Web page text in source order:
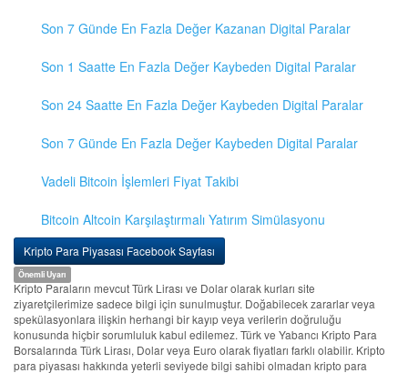
Son 7 Günde En Fazla Değer Kazanan Digital Paralar
Son 1 Saatte En Fazla Değer Kaybeden Digital Paralar
Son 24 Saatte En Fazla Değer Kaybeden Digital Paralar
Son 7 Günde En Fazla Değer Kaybeden Digital Paralar
Vadeli Bitcoin İşlemleri Fiyat Takibi
Bitcoin Altcoin Karşılaştırmalı Yatırım Simülasyonu
Kripto Para Piyasası Facebook Sayfası
Önemli Uyarı
Kripto Paraların mevcut Türk Lirası ve Dolar olarak kurları site
ziyaretçilerimize sadece bilgi için sunulmuştur. Doğabilecek zararlar veya
spekülasyonlara ilişkin herhangi bir kayıp veya verilerin doğruluğu
konusunda hiçbir sorumluluk kabul edilemez. Türk ve Yabancı Kripto Para
Borsalarında Türk Lirası, Dolar veya Euro olarak fiyatları farklı olabilir. Kripto
para piyasası hakkında yeterli seviyede bilgi sahibi olmadan kripto para